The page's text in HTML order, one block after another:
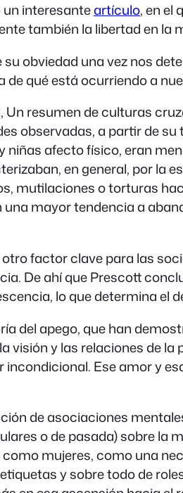
un interesanteartículo, en el
también la libertad en la
obviedad una vez nos
qué está ocurriendo a
Un resumen de culturas
observadas, a partir de
afecto físico, eran
en general, por la
mutilaciones o torturas
mayor tendencia a
factor clave para las
De ahí que Prescott
lo que determina
del apego, que han
y las relaciones de
Ese amor y
de asociaciones
o de pasada) sobre la
mujeres, como una
y sobre todo de